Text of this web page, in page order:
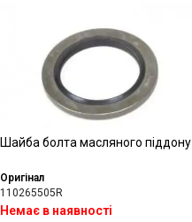
Шайба болта масляного піддону
Оригінал
110265505R
Немає в наявності